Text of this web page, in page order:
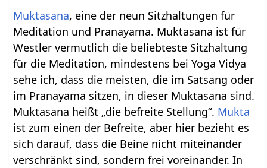
Muktasana, eine der neun Sitzhaltungen für
Meditation und Pranayama. Muktasana ist für
Westler vermutlich die beliebteste Sitzhaltung
für die Meditation, mindestens bei Yoga Vidya
sehe ich, dass die meisten, die im Satsang oder
im Pranayama sitzen, in dieser Muktasana sind.
Muktasana heißt „die befreite Stellung“. Mukta
ist zum einen der Befreite, aber hier bezieht es
sich darauf, dass die Beine nicht miteinander
verschränkt sind, sondern frei voreinander. In